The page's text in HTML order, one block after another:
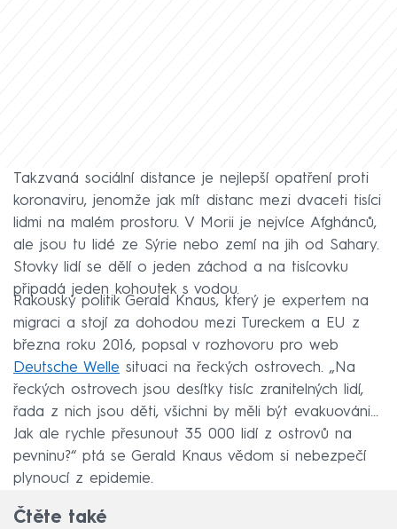
Takzvaná sociální distance je nejlepší opatření proti
koronaviru, jenomže jak mít distanc mezi dvaceti tisíci
lidmi na malém prostoru. V Morii je nejvíce Afghánců,
ale jsou tu lidé ze Sýrie nebo zemí na jih od Sahary.
Stovky lidí se dělí o jeden záchod a na tisícovku
připadá jeden kohoutek s vodou.
Rakouský politik Gerald Knaus, který je expertem na
migraci a stojí za dohodou mezi Tureckem a EU z
března roku 2016, popsal v rozhovoru pro web
Deutsche Welle situaci na řeckých ostrovech. „Na
řeckých ostrovech jsou desítky tisíc zranitelných lidí,
řada z nich jsou děti, všichni by měli být evakuováni…
Jak ale rychle přesunout 35 000 lidí z ostrovů na
pevninu?“ ptá se Gerald Knaus vědom si nebezpečí
plynoucí z epidemie.
Čtěte také